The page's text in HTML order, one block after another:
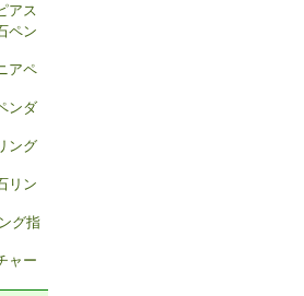
アス
ペン
アペ
ンダ
ング
リン
グ指
ャー